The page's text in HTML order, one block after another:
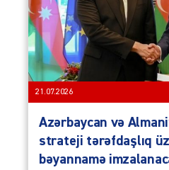
21.07.2026
Azərbaycan və
strateji tərəfdaşlıq
bəyannamə